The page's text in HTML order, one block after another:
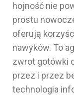
hojność nie
prostu
oferują
nawyków. To
zwrot gotówki
przez i przez
technologia